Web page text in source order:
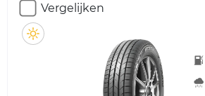
Vergelijken